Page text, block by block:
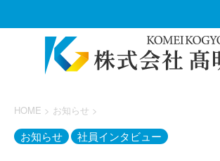
HOME > お知らせ >
お知らせ 社員インタビュー